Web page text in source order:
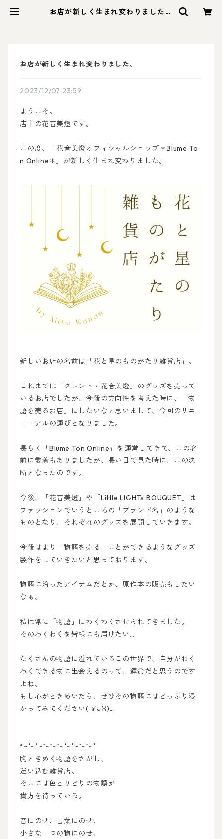
お店が新しく生まれ変わりました。
お店が新しく生まれ変わりました。
2023/12/07 23:59
ようこそ。
店主の花音美燈です。
この度、「花音美燈オフィシャルショップ＊Blume To
n Online＊」が新しく生まれ変わりました。
新しいお店の名前は「花と星のものがたり雑貨店」。
これまでは「タレント・花音美燈」のグッズを売って
いるお店でしたが、今後の方向性を考えた時に、「物
語を売るお店」にしたいなと思いまして、今回のリニ
ューアルの運びとなりました。
長らく「Blume Ton Online」を運営してきて、この名
前に愛着もありましたが、長い目で見た時に、この決
断となったのです。
今後、「花音美燈」や「Little LIGHTs BOUQUET」は
ファッションでいうところの「ブランド名」のような
ものとなり、それぞれのグッズを展開していきます。
今後はより「物語を売る」ことができるようなグッズ
製作をしていきたいと思っております。
物語に沿ったアイテムだとか、原作本の販売もしたい
なぁ。
私は常に「物語」にわくわくさせられてきました。
そのわくわくを皆様にも届けたい…
たくさんの物語に溢れているこの世界で、自分がわく
わくできる物に出会えるのって、運命だと思うのです
よね。
もし心がときめいたら、ぜひその物語にはどっぷり浸
かってみてください(⁠ ⁠ꈍ⁠ᴗ⁠ꈍ⁠)…
*~*~*~*~*~*~*~*~*~*~*
胸ときめく物語をさがし、
迷い込む雑貨店。
そこには色とりどりの物語が
貴方を待っている。
音にのせ、言葉にのせ、
小さな一つの物にのせ、